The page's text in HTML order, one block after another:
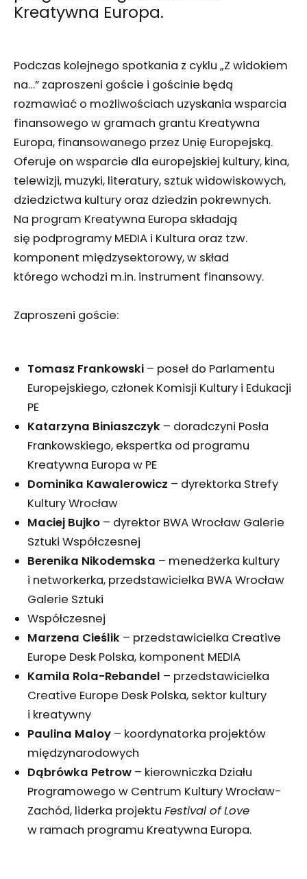
Kreatywna Europa.
Podczas kolejnego spotkania z cyklu „Z widokiem
na…” zaproszeni goście i gościnie będą
rozmawiać o możliwościach uzyskania wsparcia
finansowego w gramach grantu Kreatywna
Europa, finansowanego przez Unię Europejską.
Oferuje on wsparcie dla europejskiej kultury, kina,
telewizji, muzyki, literatury, sztuk widowiskowych,
dziedzictwa kultury oraz dziedzin pokrewnych.
Na program Kreatywna Europa składają
się podprogramy MEDIA i Kultura oraz tzw.
komponent międzysektorowy, w skład
którego wchodzi m.in. instrument finansowy.
Zaproszeni goście:
Tomasz Frankowski – poseł do Parlamentu
Europejskiego, członek Komisji Kultury i Edukacji
PE
Katarzyna Biniaszczyk – doradczyni Posła
Frankowskiego, ekspertka od programu
Kreatywna Europa w PE
Dominika Kawalerowicz – dyrektorka Strefy
Kultury Wrocław
Maciej Bujko – dyrektor BWA Wrocław Galerie
Sztuki Współczesnej
Berenika Nikodemska – menedżerka kultury
i networkerka, przedstawicielka BWA Wrocław
Galerie Sztuki
Współczesnej
Marzena Cieślik – przedstawicielka Creative
Europe Desk Polska, komponent MEDIA
Kamila Rola-Rebandel – przedstawicielka
Creative Europe Desk Polska, sektor kultury
i kreatywny
Paulina Maloy – koordynatorka projektów
międzynarodowych
Dąbrówka Petrow – kierowniczka Działu
Programowego w Centrum Kultury Wrocław-
Zachód, liderka projektu Festival of Love
w ramach programu Kreatywna Europa.